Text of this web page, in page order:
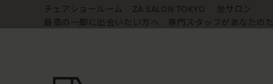
チェアショールーム ZA SALON TOKYO
坐サロン
最高の一脚に出会いたい方へ 専門スタッフがあなたの